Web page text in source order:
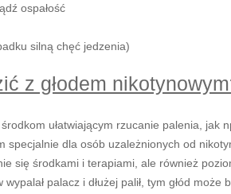
ospałość
silną chęć jedzenia)
z głodem
ułatwiającym rzucanie palenia, jak
specjalnie dla osób uzależnionych od
się środkami i terapiami, ale również
palacz i dłużej palił, tym głód może